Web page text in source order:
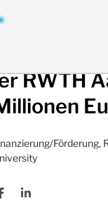
RWTH
Förderung,